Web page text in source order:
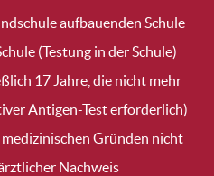
aufbauenden Schule
(Testung in der Schule)
17 Jahre, die nicht mehr
Antigen-Test erforderlich)
medizinischen Gründen nicht
Nachweis